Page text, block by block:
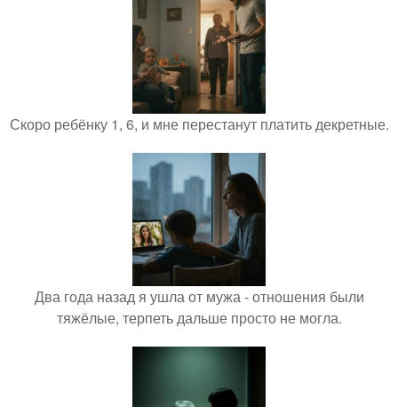
Скоро ребёнку 1, 6, и мне перестанут платить декретные.
Два года назад я ушла от мужа - отношения были
тяжёлые, терпеть дальше просто не могла.